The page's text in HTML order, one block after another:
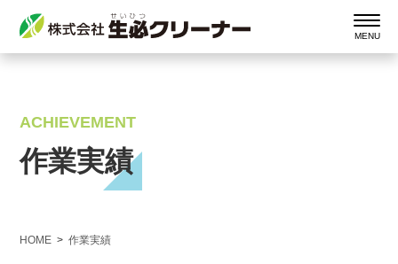
ACHIEVEMENT
作業実績
HOME 作業実績